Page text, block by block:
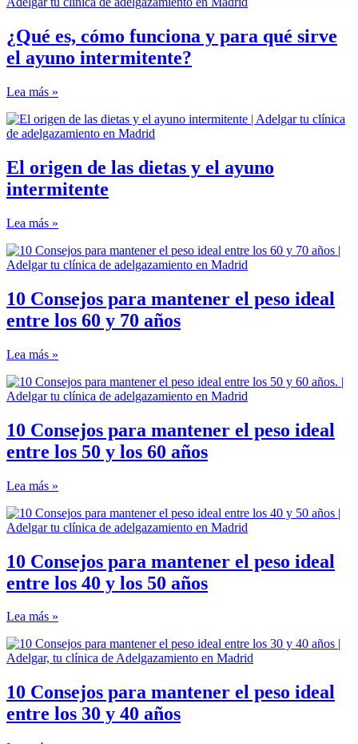
¿Qué es, cómo funciona y para qué sirve
el ayuno intermitente?
Lea más »
El origen de las dietas y el ayuno
intermitente
Lea más »
10 Consejos para mantener el peso ideal
entre los 60 y 70 años
Lea más »
10 Consejos para mantener el peso ideal
entre los 50 y los 60 años
Lea más »
10 Consejos para mantener el peso ideal
entre los 40 y los 50 años
Lea más »
10 Consejos para mantener el peso ideal
entre los 30 y 40 años